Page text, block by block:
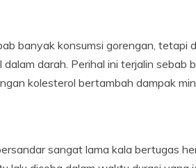
banyak konsumsi gorengan, tetapi
darah. Perihal ini terjalin sebab
kolesterol bertambah dampak
sangat lama kala bertugas